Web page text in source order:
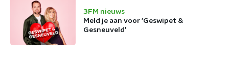
3FM nieuws
Meld je aan voor 'Geswipet &
Gesneuveld'